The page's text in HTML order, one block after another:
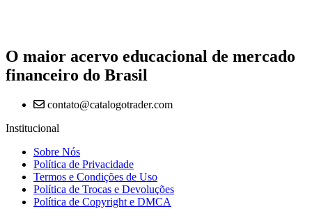
O maior acervo educacional de mercado
financeiro do Brasil
contato@catalogotrader.com
Institucional
Sobre Nós
Política de Privacidade
Termos e Condições de Uso
Política de Trocas e Devoluções
Política de Copyright e DMCA